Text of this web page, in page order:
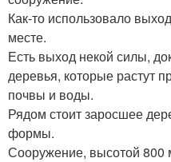
Как-то использовало
месте.
Есть выход некой силы,
деревья, которые растут
почвы и воды.
Рядом стоит заросшее
формы.
Сооружение, высотой 800